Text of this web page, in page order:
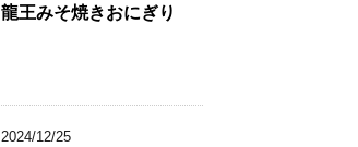
龍王みそ焼きおにぎり
2024/12/25